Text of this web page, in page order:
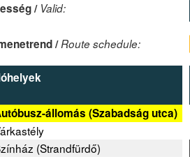
/ Valid:
/Route schedule:
állomás (Szabadság utca)
(Strandfürdő)